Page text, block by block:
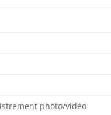
photo/vidéo